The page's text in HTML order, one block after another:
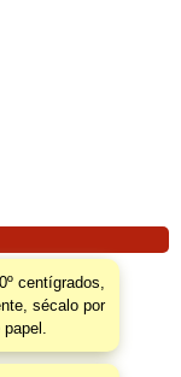
centígrados,
sécalo por